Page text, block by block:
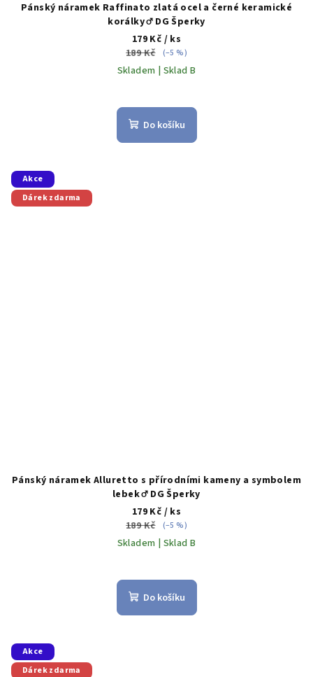
Pánský náramek Raffinato zlatá ocel a černé keramické
korálky ♂️ DG Šperky
179 Kč / ks
189 Kč
(–5 %)
Skladem | Sklad B
Do košíku
Akce
Dárek zdarma
Pánský náramek Alluretto s přírodními kameny a symbolem
lebek ♂️ DG Šperky
179 Kč / ks
189 Kč
(–5 %)
Skladem | Sklad B
Do košíku
Akce
Dárek zdarma